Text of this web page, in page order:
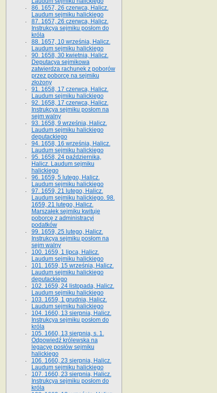
86. 1657, 26 czerwca, Halicz.
Laudum sejmiku halickiego
87. 1657, 26 czerwca, Halicz.
Instrukcya sejmiku posłom do
króla
88. 1657, 10 września, Halicz.
Laudum sejmiku halickiego
90. 1658, 30 kwietnia, Halicz.
Deputacya sejmikowa
zatwierdza rachunek z poborów
przez poborcę na sejmiku
złożony
91. 1658, 17 czerwca, Halicz.
Laudum sejmiku halickiego
92. 1658, 17 czerwca, Halicz.
Instrukcya sejmiku posłom na
sejm walny
93. 1658, 9 września, Halicz.
Laudum sejmiku halickiego
deputackiego
94. 1658, 16 września, Halicz.
Laudum sejmiku halickiego
95. 1658, 24 października,
Halicz. Laudum sejmiku
halickiego
96. 1659, 5 lutego, Halicz.
Laudum sejmiku halickiego
97. 1659, 21 lutego, Halicz.
Laudum sejmiku halickiego. 98.
1659, 21 lutego, Halicz.
Marszałek sejmiku kwituje
poborcę z administracyi
podatków
99. 1659, 25 lutego, Halicz.
Instrukcya sejmiku posłom na
sejm walny
100. 1659, 1 lipca, Halicz.
Laudum sejmiku halickiego
101. 1659, 15 września, Halicz.
Laudum sejmiku halickiego
deputackiego
102. 1659, 24 listopada, Halicz.
Laudum sejmiku halickiego
103. 1659, 1 grudnia, Halicz.
Laudum sejmiku halickiego
104. 1660, 13 sierpnia, Halicz.
Instrukcya sejmiku posłom do
króla
105. 1660, 13 sierpnia, s. 1.
Odpowiedź królewska na
legacyę posłów sejmiku
halickiego
106. 1660, 23 sierpnia, Halicz.
Laudum sejmiku halickiego
107. 1660, 23 sierpnia, Halicz.
Instrukcya sejmiku posłom do
króla